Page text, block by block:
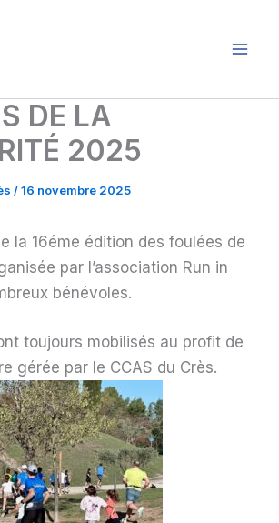
DE LA
2025
/16 novembre 2025
la 16éme édition des foulées de
par l’association Run in
bénévoles.
toujours mobilisés au profit de
gérée par le CCAS du Crès.